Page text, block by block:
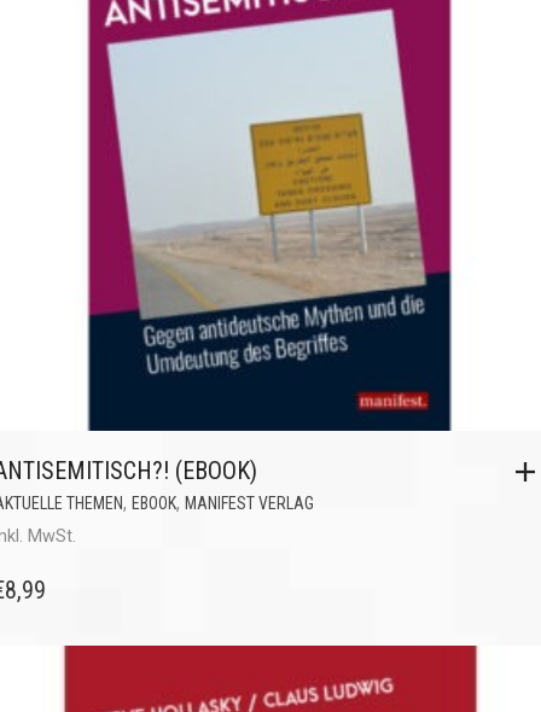
(EBOOK)
THEMEN, EBOOK, MANIFEST VERLAG
MwSt.
8,99